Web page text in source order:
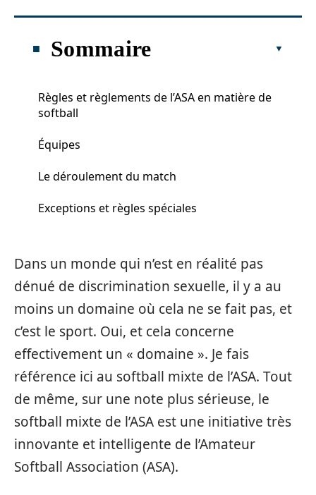
Sommaire
Règles et règlements de l’ASA en matière de
softball
Équipes
Le déroulement du match
Exceptions et règles spéciales
Dans un monde qui n’est en réalité pas
dénué de discrimination sexuelle, il y a au
moins un domaine où cela ne se fait pas, et
c’est le sport. Oui, et cela concerne
effectivement un « domaine ». Je fais
référence ici au softball mixte de l’ASA. Tout
de même, sur une note plus sérieuse, le
softball mixte de l’ASA est une initiative très
innovante et intelligente de l’Amateur
Softball Association (ASA).